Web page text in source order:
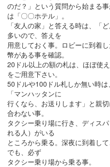
のだ？」という質問から始まる
は「〇〇ホテル」。
「友人の家」と答える時は、「
多いので、答えを
用意しておく事。ロビーに到着
幣がある事を確認。
20ドル以上の額の札は、ほぼ使
をご用意下さい。
50ドルや100ドル札しか無い時は
「マンハッタンに
行くなら、お送りします」と親
合わない事。
タクシー乗り場に行き、ディス
れる人）がいる
ところから乗る。深夜に到着し
でも、必ず
タクシー乗り場から乗る事。